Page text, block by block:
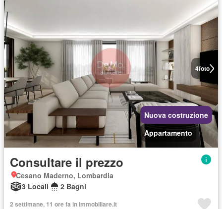
4foto
Nuova costruzione
Appartamento
Consultare il prezzo
Cesano Maderno, Lombardia
3 Locali
2 Bagni
2 settimane, 11 ore fa in Immobiliare.it